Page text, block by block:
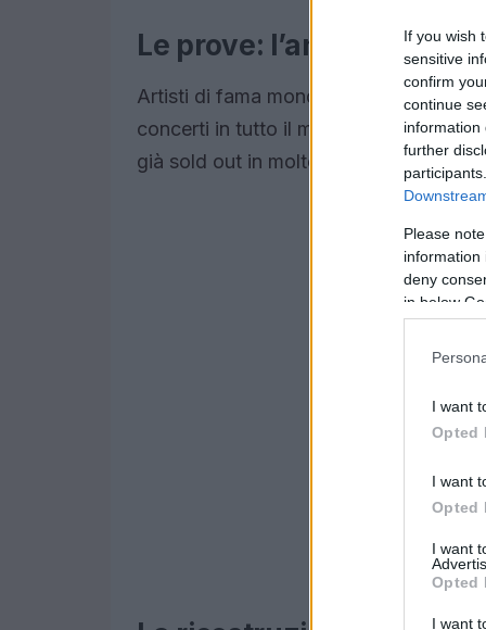
If you wish
sensitive
confirm
continue
information
further
Please
information
deny
in below
I want
Opted
I want
Opted
I want
Opted
I want
Le prove: l’analisi degli
Artisti di fama mondiale comeTaylor
concerti in tutto il mondo. Secondo
già sold out in molte città, indicando